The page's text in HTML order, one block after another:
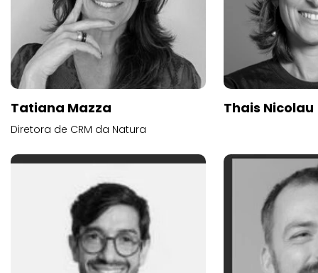
Tatiana Mazza
Diretora de CRM da Natura
Thais Nicolau